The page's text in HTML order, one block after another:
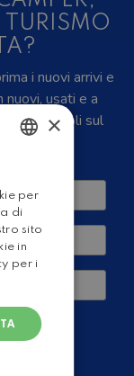
TURISMO
i nuovi arrivi e
usati e a
e articoli sul
ENGLISH
×
per
di
sito
in
per i